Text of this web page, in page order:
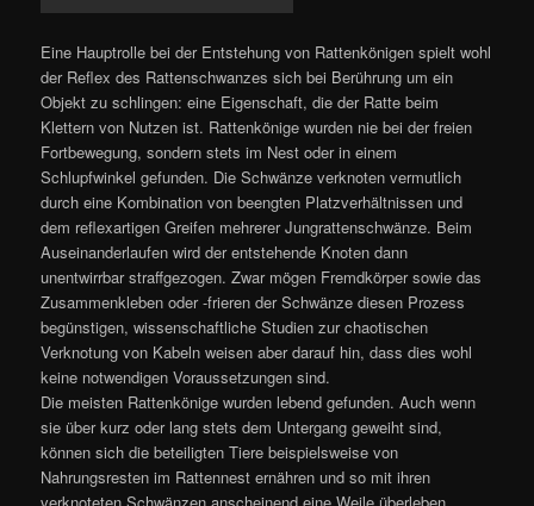
Eine Hauptrolle bei der Entstehung von Rattenkönigen spielt wohl
der Reflex des Rattenschwanzes sich bei Berührung um ein
Objekt zu schlingen: eine Eigenschaft, die der Ratte beim
Klettern von Nutzen ist. Rattenkönige wurden nie bei der freien
Fortbewegung, sondern stets im Nest oder in einem
Schlupfwinkel gefunden. Die Schwänze verknoten vermutlich
durch eine Kombination von beengten Platzverhältnissen und
dem reflexartigen Greifen mehrerer Jungrattenschwänze. Beim
Auseinanderlaufen wird der entstehende Knoten dann
unentwirrbar straffgezogen. Zwar mögen Fremdkörper sowie das
Zusammenkleben oder -frieren der Schwänze diesen Prozess
begünstigen, wissenschaftliche Studien zur chaotischen
Verknotung von Kabeln weisen aber darauf hin, dass dies wohl
keine notwendigen Voraussetzungen sind.
Die meisten Rattenkönige wurden lebend gefunden. Auch wenn
sie über kurz oder lang stets dem Untergang geweiht sind,
können sich die beteiligten Tiere beispielsweise von
Nahrungsresten im Rattennest ernähren und so mit ihren
verknoteten Schwänzen anscheinend eine Weile überleben.